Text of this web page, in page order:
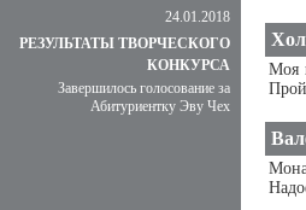
24.01.2018
РЕЗУЛЬТАТЫ ТВОРЧЕСКОГО
КОНКУРСА
Завершилось голосование за
Абитуриентку Эву Чех
Моя